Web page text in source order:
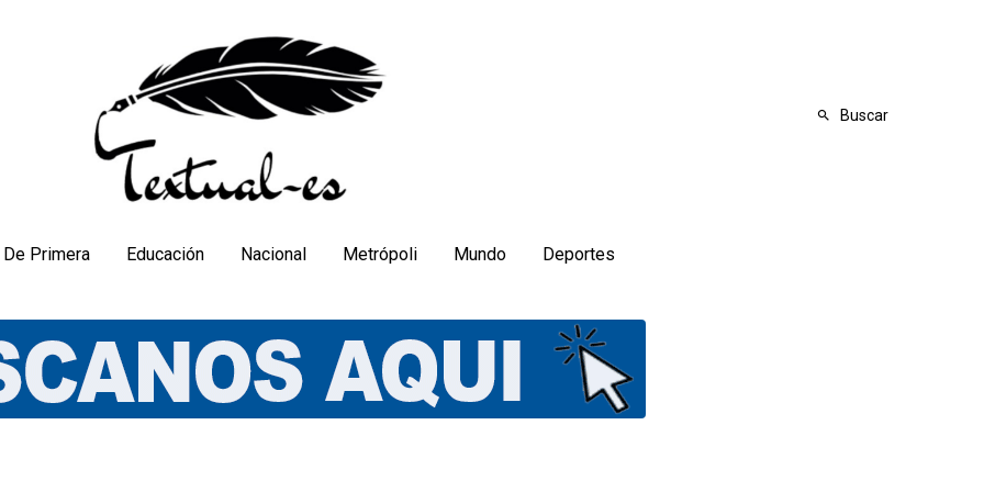
Buscar
De Primera Educación Nacional Metrópoli Mundo Deportes